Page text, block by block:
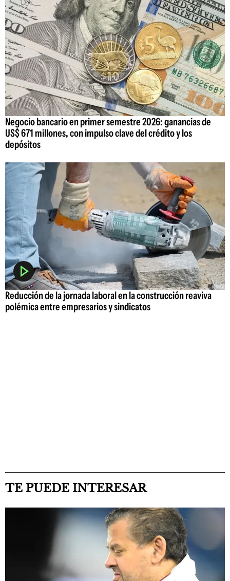
Negocio bancario en primer semestre 2026: ganancias de
US$ 671 millones, con impulso clave del crédito y los
depósitos
Reducción de la jornada laboral en la construcción reaviva
polémica entre empresarios y sindicatos
TE PUEDE INTERESAR